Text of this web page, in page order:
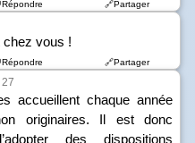
🔗Partager
chez vous !
🔗Partager
accueillent chaque année
originaires. Il est donc
des dispositions